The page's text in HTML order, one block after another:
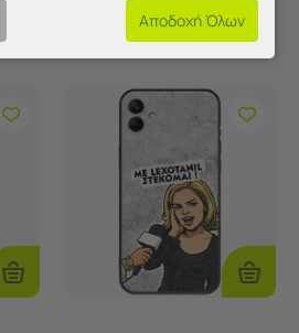
(Μαύρη Σιλικόνη)
9,90€
Προσθήκη
Στο
Καλάθι
Στο
Καλάθι
Αποδοχή Όλων